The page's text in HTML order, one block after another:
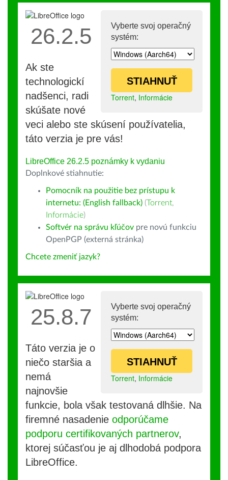
Vyberte svoj operačný
systém:
STIAHNUŤ
Torrent, Informácie
26.2.5
Ak ste
technologickí
nadšenci, radi
skúšate nové
veci alebo ste skúsení používatelia,
táto verzia je pre vás!
LibreOffice 26.2.5 poznámky k vydaniu
Doplnkové stiahnutie:
Pomocník na použitie bez prístupu k
internetu: (English fallback) (Torrent,
Informácie)
Softvér na správu kľúčov pre novú funkciu
OpenPGP (externá stránka)
Chcete zmeniť jazyk?
Vyberte svoj operačný
systém:
STIAHNUŤ
Torrent, Informácie
25.8.7
Táto verzia je o
niečo staršia a
nemá
najnovšie
funkcie, bola však testovaná dlhšie. Na
firemné nasadenie odporúčame
podporu certifikovaných partnerov,
ktorej súčasťou je aj dlhodobá podpora
LibreOffice.